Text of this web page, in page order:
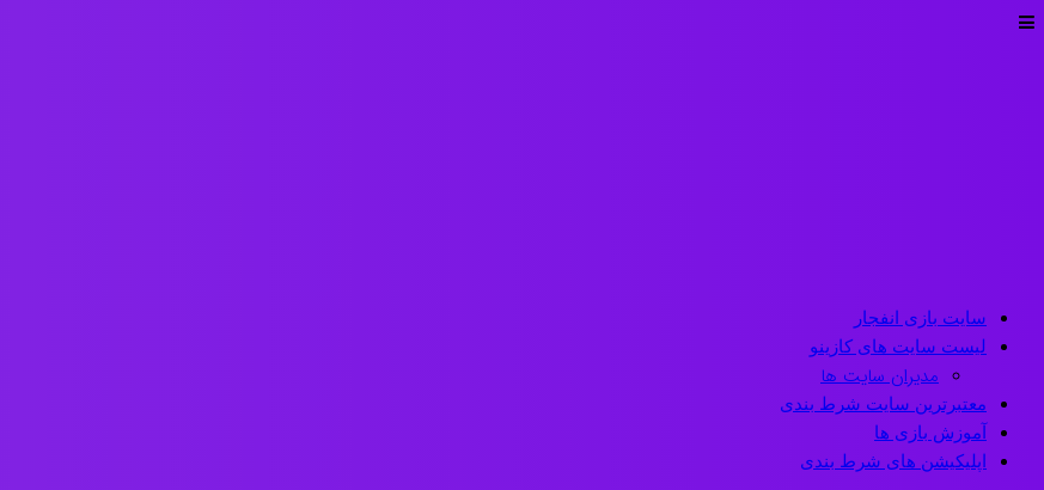
سایت بازی انفجار
لیست سایت های کازینو
مدیران سایت ها
معتبرترین سایت شرط بندی
آموزش بازی ها
اپلیکیشن های شرط بندی